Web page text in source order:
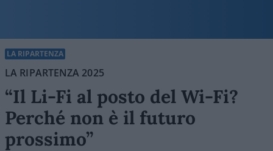
LA RIPARTENZA
LA RIPARTENZA 2025
“Il Li-Fi al posto del Wi-Fi?
Perché non è il futuro
prossimo”